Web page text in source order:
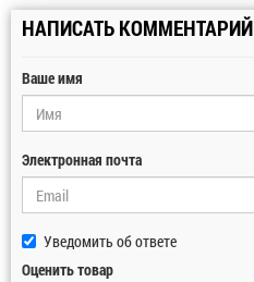
НАПИСАТЬ КОММЕНТАРИЙ
Ваше имя
Электронная почта
Уведомить об ответе
Оценить товар